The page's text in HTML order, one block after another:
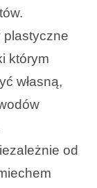
plastyczne
którym
własną,
od